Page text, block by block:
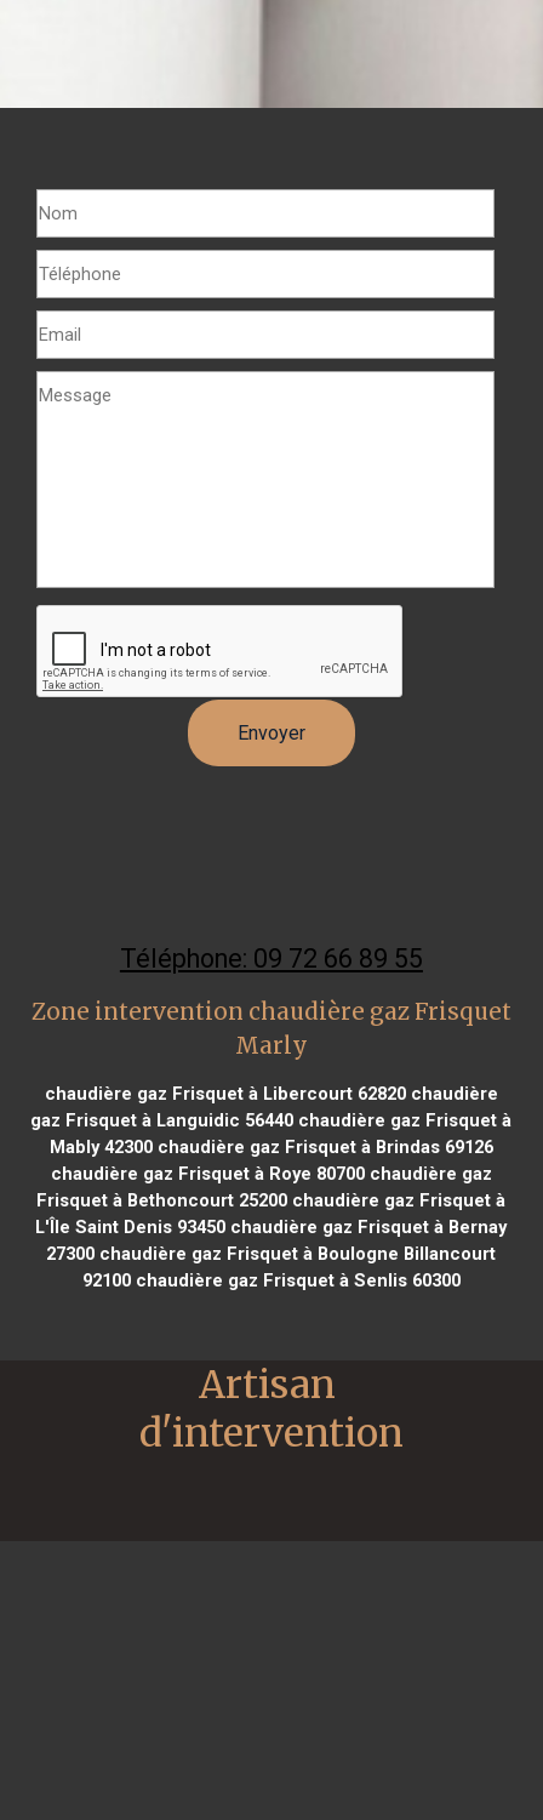
Téléphone: 09 72 66 89 55
Zone intervention chaudière gaz Frisquet
Marly
chaudière gaz Frisquet à Libercourt 62820chaudière
gaz Frisquet à Languidic 56440 chaudière gaz Frisquet à
Mably 42300chaudière gaz Frisquet à Brindas 69126
chaudière gaz Frisquet à Roye 80700chaudière gaz
Frisquet à Bethoncourt 25200 chaudière gaz Frisquet à
L'Île Saint Denis 93450 chaudière gaz Frisquet à Bernay
27300 chaudière gaz Frisquet à Boulogne Billancourt
92100chaudière gaz Frisquet à Senlis 60300
Artisan
d'intervention